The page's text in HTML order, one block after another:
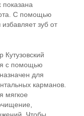
показана
С помощью
зуб от
Кутузовский
с помощью
для
карманов.
мягкое